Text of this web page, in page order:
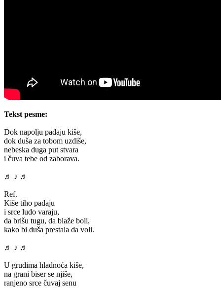
Tekst pesme:
Dok napolju padaju kiše,
dok duša za tobom uzdiše,
nebeska duga put stvara
i čuva tebe od zaborava.
♬ ♪ ♬
Ref.
Kiše tiho padaju
i srce ludo varaju,
da brišu tugu, da blaže boli,
kako bi duša prestala da voli.
♬ ♪ ♬
U grudima hladnoća kiše,
na grani biser se njiše,
ranjeno srce čuvaj senu